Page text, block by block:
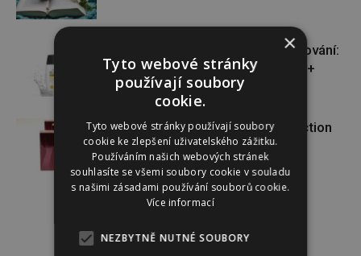
VÝHERCI: novinka ve světě opalování:
Heliocare Water Gel SPF 50+
VÝHERCI: o krásnou vůni Attraction
Sensation od AVONu
×
Tyto webové stránky
používají soubory
cookie.
Tyto webové stránky používají soubory
cookie ke zlepšení uživatelského zážitku.
Používáním našich webových stránek
souhlasíte se všemi soubory cookie v souladu
s našimi zásadami používání souborů cookie.
Více informací
NEZBYTNĚ NUTNÉ SOUBORY